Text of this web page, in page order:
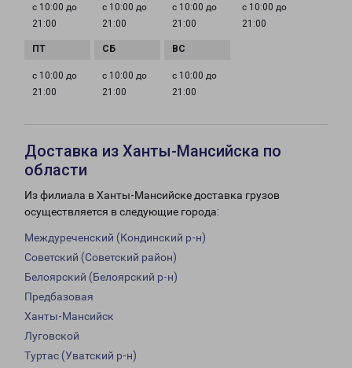
с 10:00 до
21:00
с 10:00 до
21:00
с 10:00 до
21:00
с 10:00 до
21:00
с 10:00 до
21:00
с 10:00 до
21:00
с 10:00 до
21:00
Доставка из Ханты-Мансийска по
области
Из филиала в Ханты-Мансийске доставка грузов
осуществляется в следующие города:
Междуреченский (Кондинский р-н)
Советский (Советский район)
Белоярский (Белоярский р-н)
Предбазовая
Ханты-Мансийск
Луговской
Туртас (Уватский р-н)